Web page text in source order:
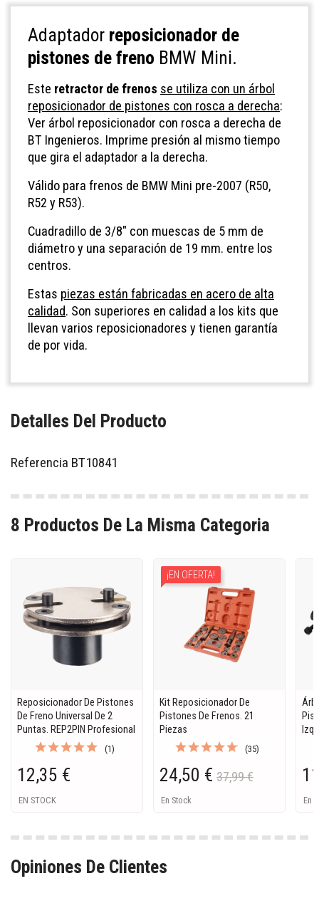
Adaptador reposicionador de
pistones de freno BMW Mini.
Este retractor de frenos se utiliza con un árbol
reposicionador de pistones con rosca a derecha:
Ver árbol reposicionador con rosca a derecha de
BT Ingenieros. Imprime presión al mismo tiempo
que gira el adaptador a la derecha.
Válido para frenos de BMW Mini pre-2007 (R50,
R52 y R53).
Cuadradillo de 3/8" con muescas de 5 mm de
diámetro y una separación de 19 mm. entre los
centros.
Estas piezas están fabricadas en acero de alta
calidad. Son superiores en calidad a los kits que
llevan varios reposicionadores y tienen garantía
de por vida.
Detalles Del Producto
Referencia BT10841
8 Productos De La Misma Categoria
Reposicionador De Pistones
De Freno Universal De 2
Puntas. REP2PIN Profesional
(1)
12,35 €
EN STOCK
Kit Reposicionador De
Pistones De Frenos. 21
Piezas
(35)
24,50 € 37,99 €
En Stock
¡EN OFERTA!
En
Opiniones De Clientes